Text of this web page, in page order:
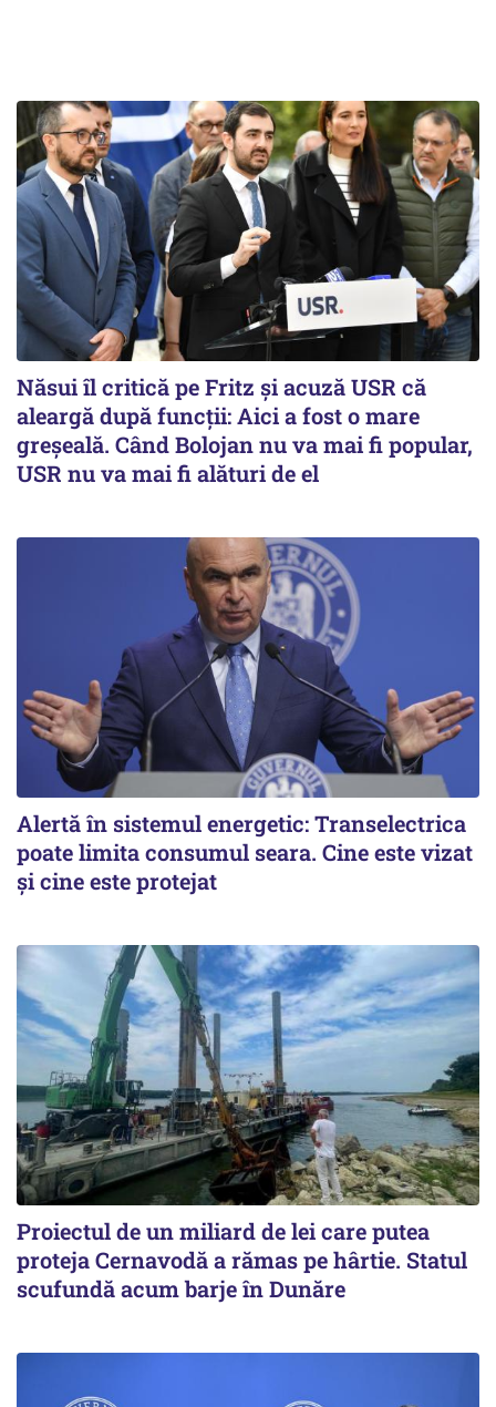
Năsui îl critică pe Fritz și acuză USR că
aleargă după funcții: Aici a fost o mare
greșeală. Când Bolojan nu va mai fi popular,
USR nu va mai fi alături de el
Alertă în sistemul energetic: Transelectrica
poate limita consumul seara. Cine este vizat
și cine este protejat
Proiectul de un miliard de lei care putea
proteja Cernavodă a rămas pe hârtie. Statul
scufundă acum barje în Dunăre